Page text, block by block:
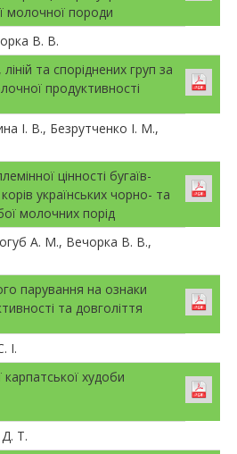
молочної породи
В. В.
та споріднених груп за
продуктивності
І. В., Безрутченко І. М.,
цінності бугаїв-
корів українських чорно- та
молочних порід
А. М., Вечорка В. В.,
парування на ознаки
та довголіття
І.
карпатської худоби
Т.